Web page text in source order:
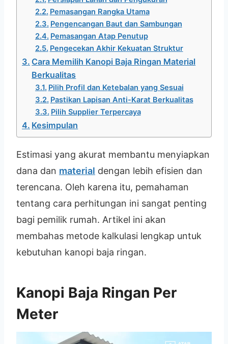
Pemasangan Rangka Utama
Pengencangan Baut dan Sambungan
Pemasangan Atap Penutup
Pengecekan Akhir Kekuatan Struktur
Cara Memilih Kanopi Baja Ringan Material
Berkualitas
Pilih Profil dan Ketebalan yang Sesuai
Pastikan Lapisan Anti-Karat Berkualitas
Pilih Supplier Terpercaya
Kesimpulan
Estimasi yang akurat membantu menyiapkan
dana dan material dengan lebih efisien dan
terencana. Oleh karena itu, pemahaman
tentang cara perhitungan ini sangat penting
bagi pemilik rumah. Artikel ini akan
membahas metode kalkulasi lengkap untuk
kebutuhan kanopi baja ringan.
Kanopi Baja Ringan Per
Meter